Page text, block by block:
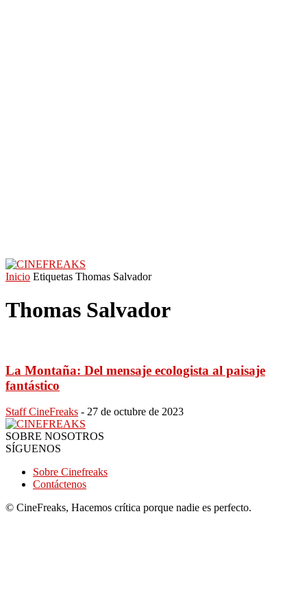
Inicio Etiquetas Thomas Salvador
Thomas Salvador
La Montaña: Del mensaje ecologista al paisaje
fantástico
Staff CineFreaks - 27 de octubre de 2023
SOBRE NOSOTROS
SÍGUENOS
Sobre Cinefreaks
Contáctenos
© CineFreaks, Hacemos crítica porque nadie es perfecto.